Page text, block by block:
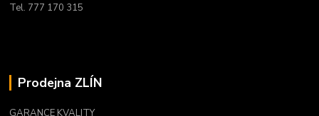
Tel. 777 170 315
Prodejna ZLÍN
GARANCE KVALITY